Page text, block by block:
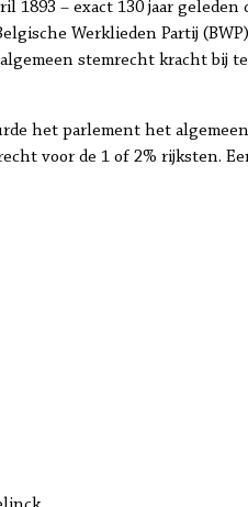
1893 – exact 130 jaar
Werklieden Partij
stemrecht kracht bij
het parlement het
voor de 1 of 2% rijksten.